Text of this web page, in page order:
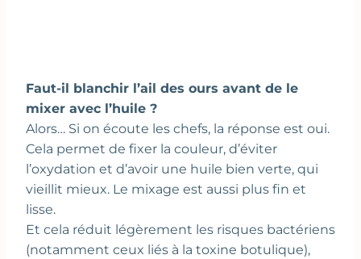
Faut-il blanchir l’ail des ours avant de le
mixer avec l’huile ?
Alors… Si on écoute les chefs, la réponse est oui.
Cela permet de fixer la couleur, d’éviter
l’oxydation et d’avoir une huile bien verte, qui
vieillit mieux. Le mixage est aussi plus fin et
lisse.
Et cela réduit légèrement les risques bactériens
(notamment ceux liés à la toxine botulique),